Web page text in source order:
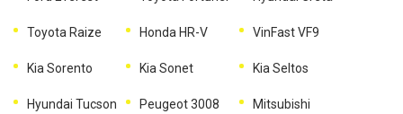
Toyota Raize Honda HR-V VinFast VF9
Kia Sorento Kia Sonet Kia Seltos
Hyundai Tucson Peugeot 3008
Mitsubishi